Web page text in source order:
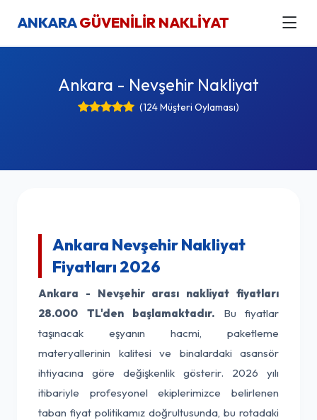
ANKARAGÜVENİLİR NAKLİYAT
Ankara - Nevşehir Nakliyat
(124 Müşteri Oylaması)
Ankara Nevşehir Nakliyat
Fiyatları 2026
Ankara - Nevşehir arası nakliyat fiyatları
28.000 TL'den başlamaktadır. Bu fiyatlar
taşınacak eşyanın hacmi, paketleme
materyallerinin kalitesi ve binalardaki asansör
ihtiyacına göre değişkenlik gösterir. 2026 yılı
itibariyle profesyonel ekiplerimizce belirlenen
taban fiyat politikamız doğrultusunda, bu rotadaki